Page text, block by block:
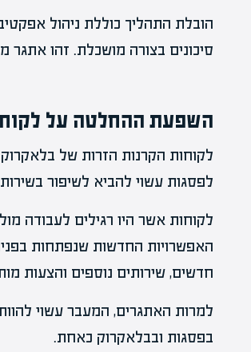
הובלת התהליך כוללת ניהול
סיכונים בצורה מושכלת. זהו אתגר
השפעת ההחלטה על
לקוחות הקרנות הזרות של
לפסגות עשוי להביא לשיפור
לקוחות אשר היו רגילים לעבודה
האפשרויות החדשות שנפתחות
חדשים, שירותים נוספים והצעות
למרות האתגרים, המעבר עשוי
בפסגות ובבלאקרוק כאחת.